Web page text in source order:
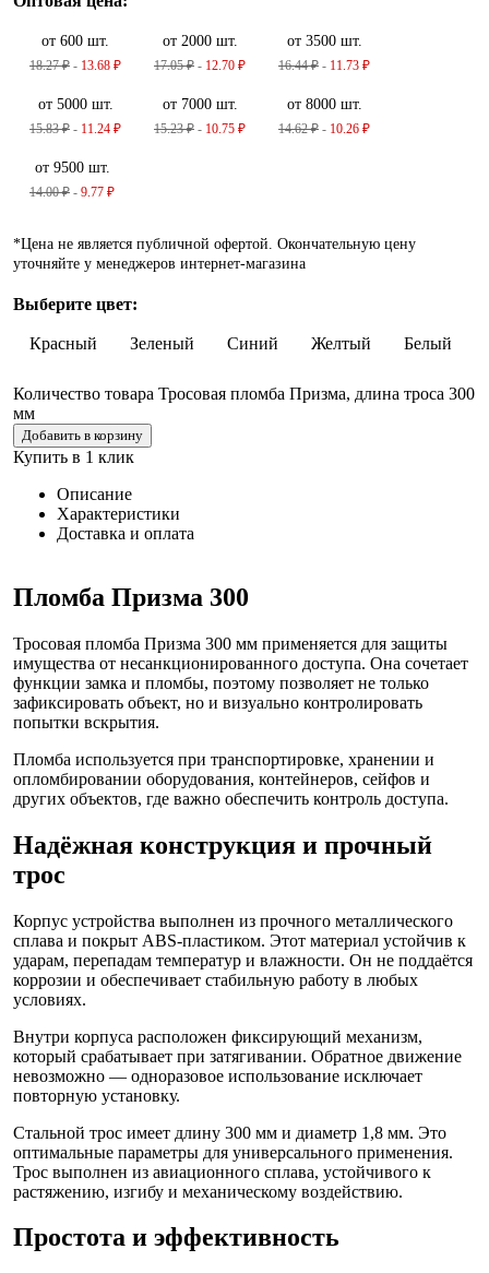
от 600 шт.
18.27₽ - 13.68 ₽
от 2000 шт.
17.05₽ - 12.70 ₽
от 3500 шт.
16.44₽ - 11.73 ₽
от 5000 шт.
15.83₽ - 11.24 ₽
от 7000 шт.
15.23₽ - 10.75 ₽
от 8000 шт.
14.62₽ - 10.26 ₽
от 9500 шт.
14.00₽ - 9.77 ₽
*Цена не является публичной офертой. Окончательную цену
уточняйте у менеджеров интернет-магазина
Выберите цвет:
Красный Зеленый Синий Желтый Белый
Количество товара Тросовая пломба Призма, длина троса 300
мм
Добавить в корзину
Купить в 1 клик
Описание
Характеристики
Доставка и оплата
Пломба Призма 300
Тросовая пломба Призма 300 мм применяется для защиты
имущества от несанкционированного доступа. Она сочетает
функции замка и пломбы, поэтому позволяет не только
зафиксировать объект, но и визуально контролировать
попытки вскрытия.
Пломба используется при транспортировке, хранении и
опломбировании оборудования, контейнеров, сейфов и
других объектов, где важно обеспечить контроль доступа.
Надёжная конструкция и прочный
трос
Корпус устройства выполнен из прочного металлического
сплава и покрыт ABS-пластиком. Этот материал устойчив к
ударам, перепадам температур и влажности. Он не поддаётся
коррозии и обеспечивает стабильную работу в любых
условиях.
Внутри корпуса расположен фиксирующий механизм,
который срабатывает при затягивании. Обратное движение
невозможно — одноразовое использование исключает
повторную установку.
Стальной трос имеет длину 300 мм и диаметр 1,8 мм. Это
оптимальные параметры для универсального применения.
Трос выполнен из авиационного сплава, устойчивого к
растяжению, изгибу и механическому воздействию.
Простота и эффективность